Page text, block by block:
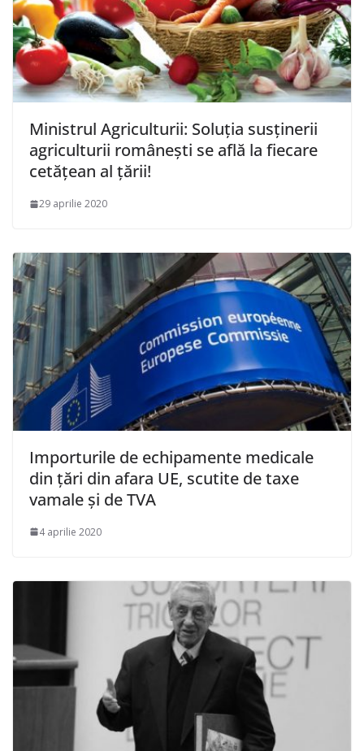
Ministrul Agriculturii: Soluția susținerii
agriculturii românești se află la fiecare
cetățean al țării!
29 aprilie 2020
Importurile de echipamente medicale
din ţări din afara UE, scutite de taxe
vamale şi de TVA
4 aprilie 2020